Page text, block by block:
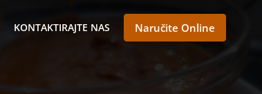
KONTAKTIRAJTE NAS Naručite Online